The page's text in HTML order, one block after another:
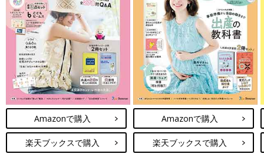
Amazonで購入
楽天ブックスで購入
Amazonで購入
楽天ブックスで購入